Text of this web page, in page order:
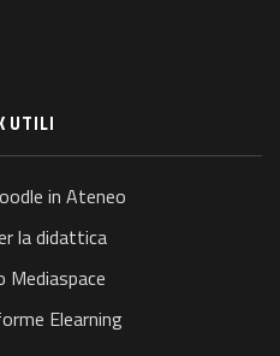
UTILI
in Ateneo
la didattica
Mediaspace
Elearning